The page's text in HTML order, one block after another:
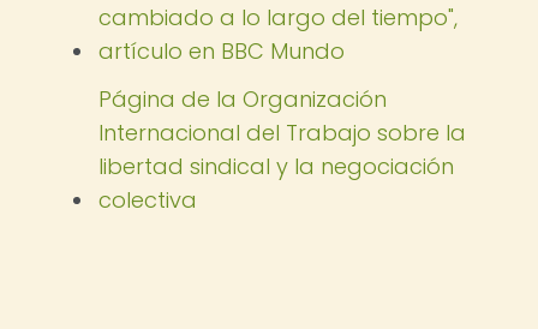
cambiado a lo largo del tiempo",
artículo en BBC Mundo
Página de la Organización
Internacional del Trabajo sobre la
libertad sindical y la negociación
colectiva